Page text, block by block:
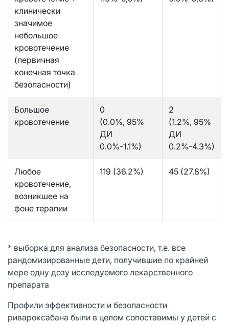
клинически
значимое
небольшое
кровотечение
(первичная
конечная точка
безопасности)
Большое
кровотечение
0
(0.0%, 95%
ДИ
0.0%-1.1%)
2
(1.2%, 95%
ДИ
0.2%-4.3%)
Любое
кровотечение,
возникшее на
фоне терапии
119 (36.2%) 45 (27.8%)
* выборка для анализа безопасности, т.е. все
рандомизированные дети, получившие по крайней
мере одну дозу исследуемого лекарственного
препарата
Профили эффективности и безопасности
ривароксабана были в целом сопоставимы у детей с